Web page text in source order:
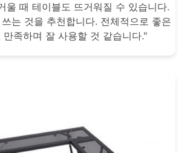
울 때 테이블도 뜨거워질 수 있습니다.
는 것을 추천합니다. 전체적으로 좋은
만족하며 잘 사용할 것 같습니다."